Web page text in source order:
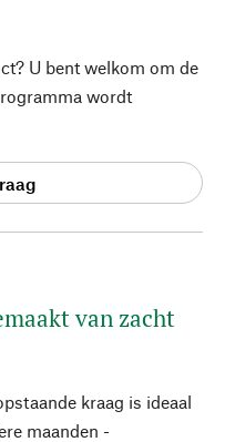
van zacht
kraag is ideaal
maanden -
U bent welkom om de
wordt